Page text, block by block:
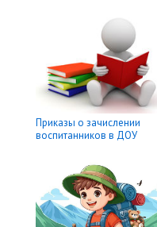
Приказы о зачислении
воспитанников в ДОУ